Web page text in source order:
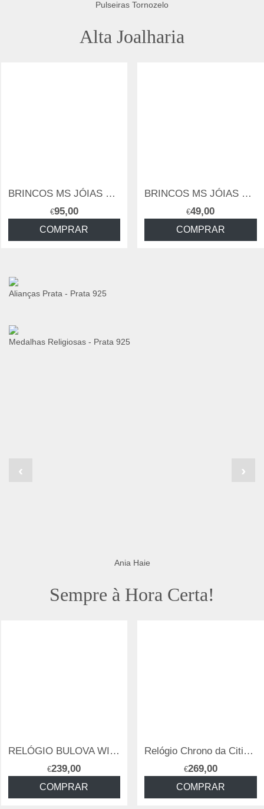
Pulseiras Tornozelo
Alta Joalharia
BRINCOS MS JÓIAS com zircónias
€95,00
COMPRAR
BRINCOS MS JÓIAS de filigrana
€49,00
COMPRAR
Alianças Prata - Prata 925
Medalhas Religiosas - Prata 925
Ania Haie
‹ ›
Sempre à Hora Certa!
RELÓGIO BULOVA WILTON
€239,00
COMPRAR
Relógio Chrono da Citizen da coleção OF Collection
€269,00
COMPRAR